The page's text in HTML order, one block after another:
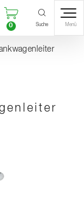
öffnen
Warenkorb
0 Suche Menü